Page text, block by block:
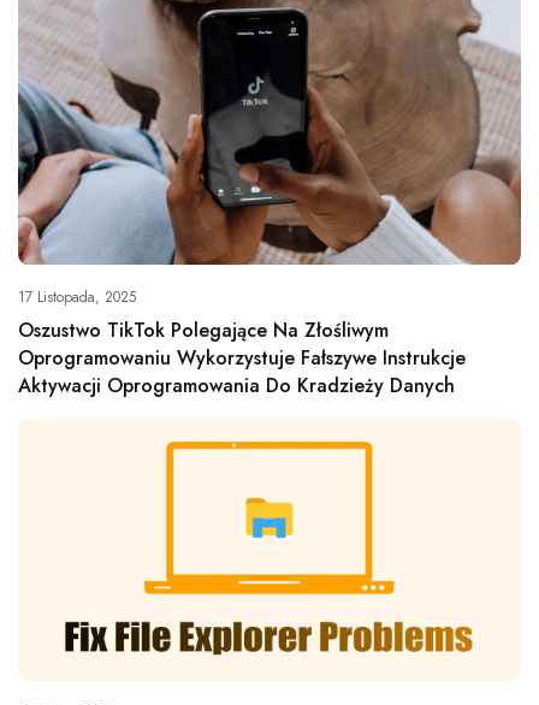
17 Listopada, 2025
Oszustwo TikTok Polegające Na Złośliwym
Oprogramowaniu Wykorzystuje Fałszywe Instrukcje
Aktywacji Oprogramowania Do Kradzieży Danych